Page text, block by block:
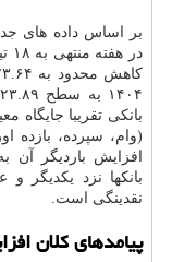
بر اساس داده های
بانکی تقریبا جایگاه
(وام، سپرده، بازده
افزایش باردیگر
بانکها نزد
نقدینگی است.
پیامدهای کلان